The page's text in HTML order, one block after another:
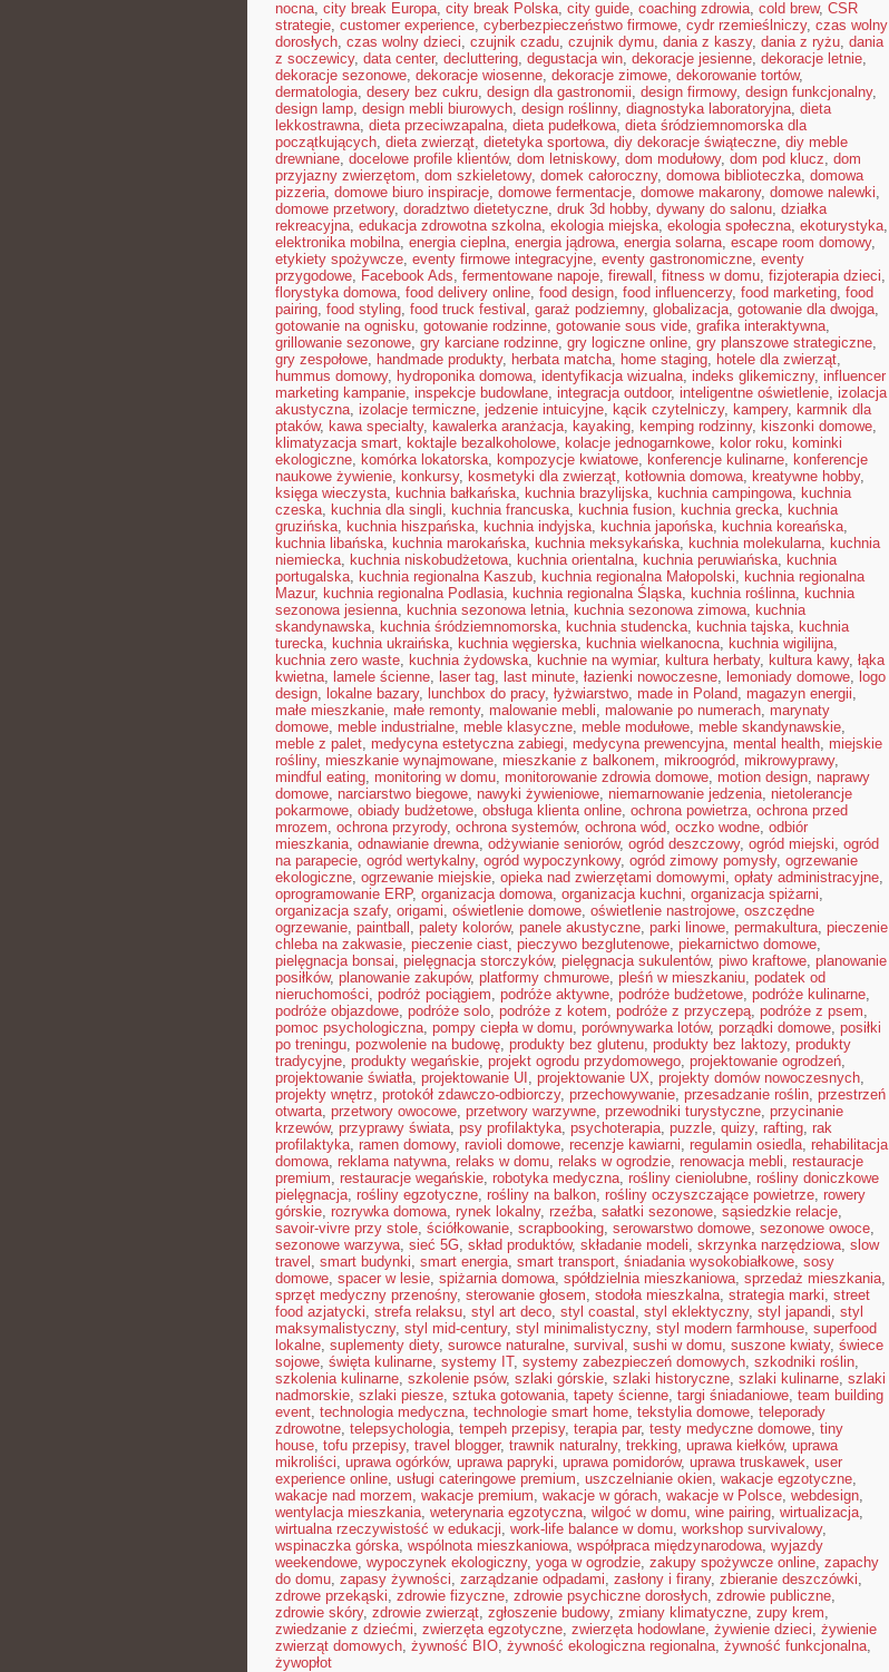
nocna, city break Europa, city break Polska, city guide, coaching zdrowia, cold brew, CSR
strategie, customer experience, cyberbezpieczeństwo firmowe, cydr rzemieślniczy, czas wolny
dorosłych, czas wolny dzieci, czujnik czadu, czujnik dymu, dania z kaszy, dania z ryżu, dania
z soczewicy, data center, decluttering, degustacja win, dekoracje jesienne, dekoracje letnie,
dekoracje sezonowe, dekoracje wiosenne, dekoracje zimowe, dekorowanie tortów,
dermatologia, desery bez cukru, design dla gastronomii, design firmowy, design funkcjonalny,
design lamp, design mebli biurowych, design roślinny, diagnostyka laboratoryjna, dieta
lekkostrawna, dieta przeciwzapalna, dieta pudełkowa, dieta śródziemnomorska dla
początkujących, dieta zwierząt, dietetyka sportowa, diy dekoracje świąteczne, diy meble
drewniane, docelowe profile klientów, dom letniskowy, dom modułowy, dom pod klucz, dom
przyjazny zwierzętom, dom szkieletowy, domek całoroczny, domowa biblioteczka, domowa
pizzeria, domowe biuro inspiracje, domowe fermentacje, domowe makarony, domowe nalewki,
domowe przetwory, doradztwo dietetyczne, druk 3d hobby, dywany do salonu, działka
rekreacyjna, edukacja zdrowotna szkolna, ekologia miejska, ekologia społeczna, ekoturystyka,
elektronika mobilna, energia cieplna, energia jądrowa, energia solarna, escape room domowy,
etykiety spożywcze, eventy firmowe integracyjne, eventy gastronomiczne, eventy
przygodowe, Facebook Ads, fermentowane napoje, firewall , fitness w domu, fizjoterapia dzieci,
florystyka domowa, food delivery online, food design, food influencerzy, food marketing, food
pairing, food styling, food truck festival , garaż podziemny, globalizacja, gotowanie dla dwojga,
gotowanie na ognisku, gotowanie rodzinne, gotowanie sous vide, grafika interaktywna,
grillowanie sezonowe, gry karciane rodzinne, gry logiczne online, gry planszowe strategiczne,
gry zespołowe, handmade produkty, herbata matcha, home staging, hotele dla zwierząt,
hummus domowy, hydroponika domowa, identyfikacja wizualna, indeks glikemiczny, influencer
marketing kampanie, inspekcje budowlane, integracja outdoor, inteligentne oświetlenie, izolacja
akustyczna, izolacje termiczne, jedzenie intuicyjne, kącik czytelniczy, kampery, karmnik dla
ptaków, kawa specialty, kawalerka aranżacja, kayaking, kemping rodzinny, kiszonki domowe,
klimatyzacja smart, koktajle bezalkoholowe, kolacje jednogarnkowe, kolor roku, kominki
ekologiczne, komórka lokatorska, kompozycje kwiatowe, konferencje kulinarne, konferencje
naukowe żywienie, konkursy, kosmetyki dla zwierząt, kotłownia domowa, kreatywne hobby,
księga wieczysta, kuchnia bałkańska, kuchnia brazylijska, kuchnia campingowa, kuchnia
czeska, kuchnia dla singli, kuchnia francuska, kuchnia fusion, kuchnia grecka, kuchnia
gruzińska, kuchnia hiszpańska, kuchnia indyjska, kuchnia japońska, kuchnia koreańska,
kuchnia libańska, kuchnia marokańska, kuchnia meksykańska, kuchnia molekularna, kuchnia
niemiecka, kuchnia niskobudżetowa, kuchnia orientalna, kuchnia peruwiańska, kuchnia
portugalska, kuchnia regionalna Kaszub, kuchnia regionalna Małopolski, kuchnia regionalna
Mazur, kuchnia regionalna Podlasia, kuchnia regionalna Śląska, kuchnia roślinna, kuchnia
sezonowa jesienna, kuchnia sezonowa letnia, kuchnia sezonowa zimowa, kuchnia
skandynawska, kuchnia śródziemnomorska, kuchnia studencka, kuchnia tajska, kuchnia
turecka, kuchnia ukraińska, kuchnia węgierska, kuchnia wielkanocna, kuchnia wigilijna,
kuchnia zero waste, kuchnia żydowska, kuchnie na wymiar, kultura herbaty, kultura kawy, łąka
kwietna, lamele ścienne, laser tag, last minute, łazienki nowoczesne, lemoniady domowe, logo
design, lokalne bazary, lunchbox do pracy, łyżwiarstwo, made in Poland, magazyn energii,
małe mieszkanie, małe remonty, malowanie mebli, malowanie po numerach, marynaty
domowe, meble industrialne, meble klasyczne, meble modułowe, meble skandynawskie,
meble z palet, medycyna estetyczna zabiegi, medycyna prewencyjna, mental health, miejskie
rośliny, mieszkanie wynajmowane, mieszkanie z balkonem, mikroogród, mikrowyprawy,
mindful eating, monitoring w domu, monitorowanie zdrowia domowe, motion design, naprawy
domowe, narciarstwo biegowe, nawyki żywieniowe, niemarnowanie jedzenia, nietolerancje
pokarmowe, obiady budżetowe, obsługa klienta online, ochrona powietrza, ochrona przed
mrozem, ochrona przyrody, ochrona systemów, ochrona wód, oczko wodne, odbiór
mieszkania, odnawianie drewna, odżywianie seniorów, ogród deszczowy, ogród miejski, ogród
na parapecie, ogród wertykalny, ogród wypoczynkowy, ogród zimowy pomysły, ogrzewanie
ekologiczne, ogrzewanie miejskie, opieka nad zwierzętami domowymi, opłaty administracyjne,
oprogramowanie ERP, organizacja domowa, organizacja kuchni, organizacja spiżarni,
organizacja szafy, origami, oświetlenie domowe, oświetlenie nastrojowe, oszczędne
ogrzewanie, paintball , palety kolorów, panele akustyczne, parki linowe, permakultura, pieczenie
chleba na zakwasie, pieczenie ciast, pieczywo bezglutenowe, piekarnictwo domowe,
pielęgnacja bonsai, pielęgnacja storczyków, pielęgnacja sukulentów, piwo kraftowe, planowanie
posiłków, planowanie zakupów, platformy chmurowe, pleśń w mieszkaniu, podatek od
nieruchomości, podróż pociągiem, podróże aktywne, podróże budżetowe, podróże kulinarne,
podróże objazdowe, podróże solo, podróże z kotem, podróże z przyczepą, podróże z psem,
pomoc psychologiczna, pompy ciepła w domu, porównywarka lotów, porządki domowe, posiłki
po treningu, pozwolenie na budowę, produkty bez glutenu, produkty bez laktozy, produkty
tradycyjne, produkty wegańskie, projekt ogrodu przydomowego, projektowanie ogrodzeń,
projektowanie światła, projektowanie UI , projektowanie UX, projekty domów nowoczesnych,
projekty wnętrz, protokół zdawczo-odbiorczy, przechowywanie, przesadzanie roślin, przestrzeń
otwarta, przetwory owocowe, przetwory warzywne, przewodniki turystyczne, przycinanie
krzewów, przyprawy świata, psy profilaktyka, psychoterapia, puzzle, quizy, rafting, rak
profilaktyka, ramen domowy, ravioli domowe, recenzje kawiarni, regulamin osiedla, rehabilitacja
domowa, reklama natywna, relaks w domu, relaks w ogrodzie, renowacja mebli, restauracje
premium, restauracje wegańskie, robotyka medyczna, rośliny cieniolubne, rośliny doniczkowe
pielęgnacja, rośliny egzotyczne, rośliny na balkon, rośliny oczyszczające powietrze, rowery
górskie, rozrywka domowa, rynek lokalny, rzeźba, sałatki sezonowe, sąsiedzkie relacje,
savoir-vivre przy stole, ściółkowanie, scrapbooking, serowarstwo domowe, sezonowe owoce,
sezonowe warzywa, sieć 5G, skład produktów, składanie modeli, skrzynka narzędziowa, slow
travel , smart budynki, smart energia, smart transport, śniadania wysokobiałkowe, sosy
domowe, spacer w lesie, spiżarnia domowa, spółdzielnia mieszkaniowa, sprzedaż mieszkania,
sprzęt medyczny przenośny, sterowanie głosem, stodoła mieszkalna, strategia marki, street
food azjatycki, strefa relaksu, styl art deco, styl coastal , styl eklektyczny, styl japandi, styl
maksymalistyczny, styl mid-century, styl minimalistyczny, styl modern farmhouse, superfood
lokalne, suplementy diety, surowce naturalne, survival , sushi w domu, suszone kwiaty, świece
sojowe, święta kulinarne, systemy IT, systemy zabezpieczeń domowych, szkodniki roślin,
szkolenia kulinarne, szkolenie psów, szlaki górskie, szlaki historyczne, szlaki kulinarne, szlaki
nadmorskie, szlaki piesze, sztuka gotowania, tapety ścienne, targi śniadaniowe, team building
event, technologia medyczna, technologie smart home, tekstylia domowe, teleporady
zdrowotne, telepsychologia, tempeh przepisy, terapia par, testy medyczne domowe, tiny
house, tofu przepisy, travel blogger, trawnik naturalny, trekking, uprawa kiełków, uprawa
mikroliści, uprawa ogórków, uprawa papryki, uprawa pomidorów, uprawa truskawek, user
experience online, usługi cateringowe premium, uszczelnianie okien, wakacje egzotyczne,
wakacje nad morzem, wakacje premium, wakacje w górach, wakacje w Polsce, webdesign,
wentylacja mieszkania, weterynaria egzotyczna, wilgoć w domu, wine pairing, wirtualizacja,
wirtualna rzeczywistość w edukacji, work-life balance w domu, workshop survivalowy,
wspinaczka górska, wspólnota mieszkaniowa, współpraca międzynarodowa, wyjazdy
weekendowe, wypoczynek ekologiczny, yoga w ogrodzie, zakupy spożywcze online, zapachy
do domu, zapasy żywności, zarządzanie odpadami, zasłony i firany, zbieranie deszczówki,
zdrowe przekąski, zdrowie fizyczne, zdrowie psychiczne dorosłych, zdrowie publiczne,
zdrowie skóry, zdrowie zwierząt, zgłoszenie budowy, zmiany klimatyczne, zupy krem,
zwiedzanie z dziećmi, zwierzęta egzotyczne, zwierzęta hodowlane, żywienie dzieci, żywienie
zwierząt domowych, żywność BIO, żywność ekologiczna regionalna, żywność funkcjonalna,
żywopłot